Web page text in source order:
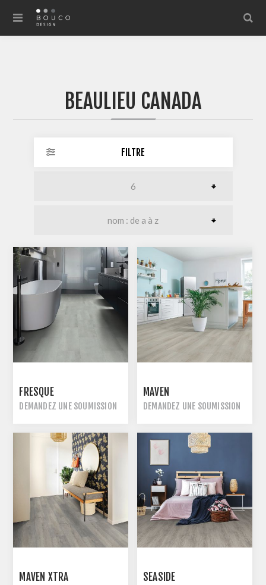
BEAULIEU CANADA
FILTRE
FRESQUE
DEMANDEZ UNE SOUMISSION
MAVEN
DEMANDEZ UNE SOUMISSION
MAVEN XTRA SEASIDE